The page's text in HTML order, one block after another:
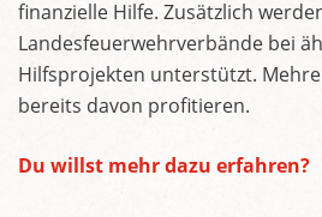
finanzielle Hilfe. Zusätzlich
Landesfeuerwehrverbände bei
Hilfsprojekten unterstützt.
bereits davon profitieren.
Du willst mehr dazu erfahren?